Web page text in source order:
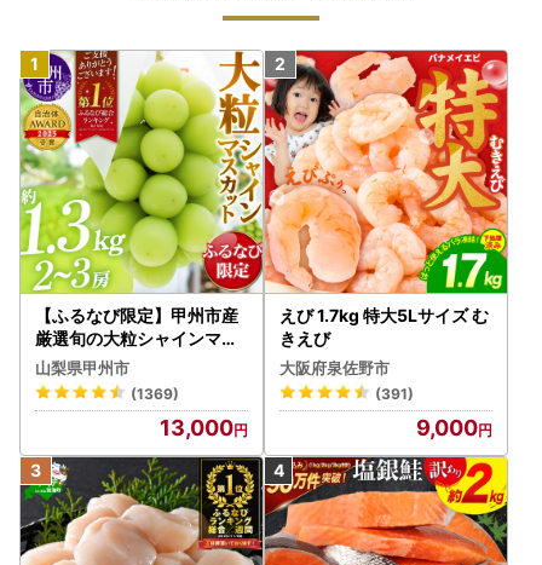
【ふるなび限定】甲州市産
厳選旬の大粒シャインマス
カット 約1.3kg 2～3房【2
026年発送】（MG）B12-
472 FN-Limited-VO シャ
インマスカット フルーツ
山梨県甲州市
(1369)
13,000
えび 1.7kg 特大5Lサイズ む
きえび
大阪府泉佐野市
(391)
9,000